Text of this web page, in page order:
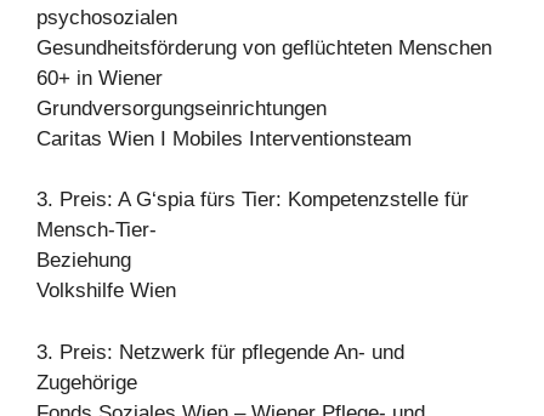
psychosozialen
Gesundheitsförderung von geflüchteten Menschen
60+ in Wiener
Grundversorgungseinrichtungen
Caritas Wien I Mobiles Interventionsteam
3. Preis: A G‘spia fürs Tier: Kompetenzstelle für
Mensch-Tier-
Beziehung
Volkshilfe Wien
3. Preis: Netzwerk für pflegende An- und
Zugehörige